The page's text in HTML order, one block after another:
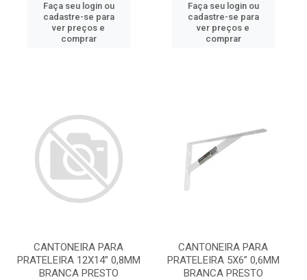
Faça seu login ou
cadastre-se para
ver preços e
comprar
Faça seu login ou
cadastre-se para
ver preços e
comprar
CANTONEIRA PARA
PRATELEIRA 12X14” 0,8MM
BRANCA PRESTO
CANTONEIRA PARA
PRATELEIRA 5X6” 0,6MM
BRANCA PRESTO